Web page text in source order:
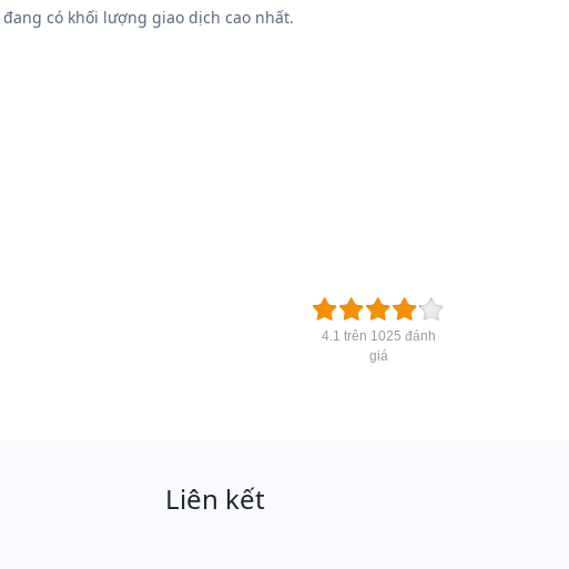
đang có khối lượng giao dịch cao nhất.
4.1 trên 1025 đánh
giá
Liên kết